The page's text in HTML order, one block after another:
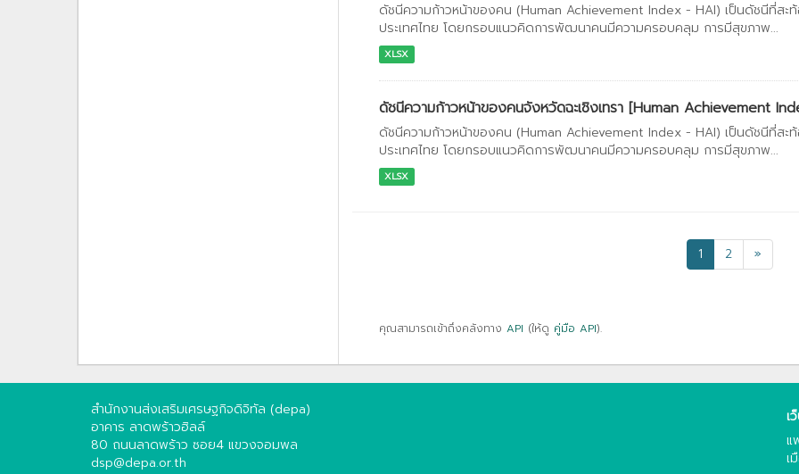
ดัชนีความก้าวหน้าของคน (Human Achievement Index - HAI) เป็นดัชนีที่ส
ประเทศไทย โดยกรอบแนวคิดการพัฒนาคนมีความครอบคลุม การมีสุขภาพ...
XLSX
ดัชนีความก้าวหน้าของคนจังหวัดฉะเชิงเทรา [Human Achievement
ดัชนีความก้าวหน้าของคน (Human Achievement Index - HAI) เป็นดัชนีที่ส
ประเทศไทย โดยกรอบแนวคิดการพัฒนาคนมีความครอบคลุม การมีสุขภาพ...
XLSX
1 2 »
คุณสามารถเข้าถึงคลังทาง API (ให้ดู คู่มือ API).
สำนักงานส่งเสริมเศรษฐกิจดิจิทัล (depa)
อาคาร ลาดพร้าวฮิลล์
80 ถนนลาดพร้าว ซอย4 แขวงจอมพล
dsp@depa.or.th
เ
แ
เ